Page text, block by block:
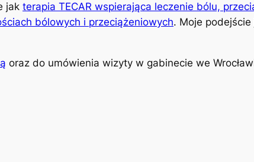
jak terapia TECAR wspierająca leczenie bólu,
bólowych i przeciążeniowych. Moje
oraz do umówienia wizyty w gabinecie we